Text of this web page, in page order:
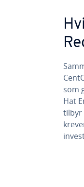
som
Hat
tilbyr